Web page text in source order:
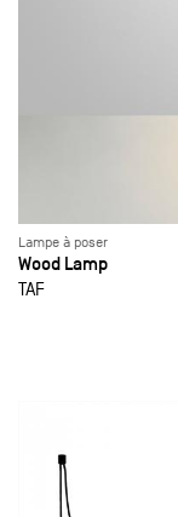
Lampe à poser
Wood Lamp
TAF